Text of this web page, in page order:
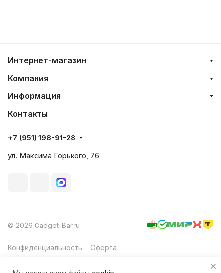
Интернет-магазин
Компания
Информация
Контакты
+7 (951) 198-91-28
ул. Максима Горького, 76
© 2026 Gadget-Bar.ru
Конфиденциальность Оферта